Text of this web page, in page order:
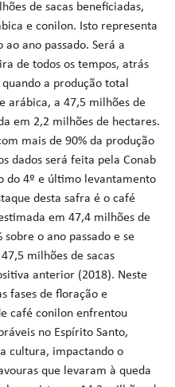
de sacas beneficiadas,
e conilon. Isto representa
ano passado. Será a
de todos os tempos, atrás
a produção total
arábica, a 47,5 milhões de
em 2,2 milhões de hectares.
mais de 90% da produção
dados será feita pela Conab
do 4º e último levantamento
desta safra é o café
em 47,4 milhões de
o ano passado e se
milhões de sacas
anterior (2018). Neste
fases de floração e
café conilon enfrentou
no Espírito Santo,
cultura, impactando o
que levaram à queda